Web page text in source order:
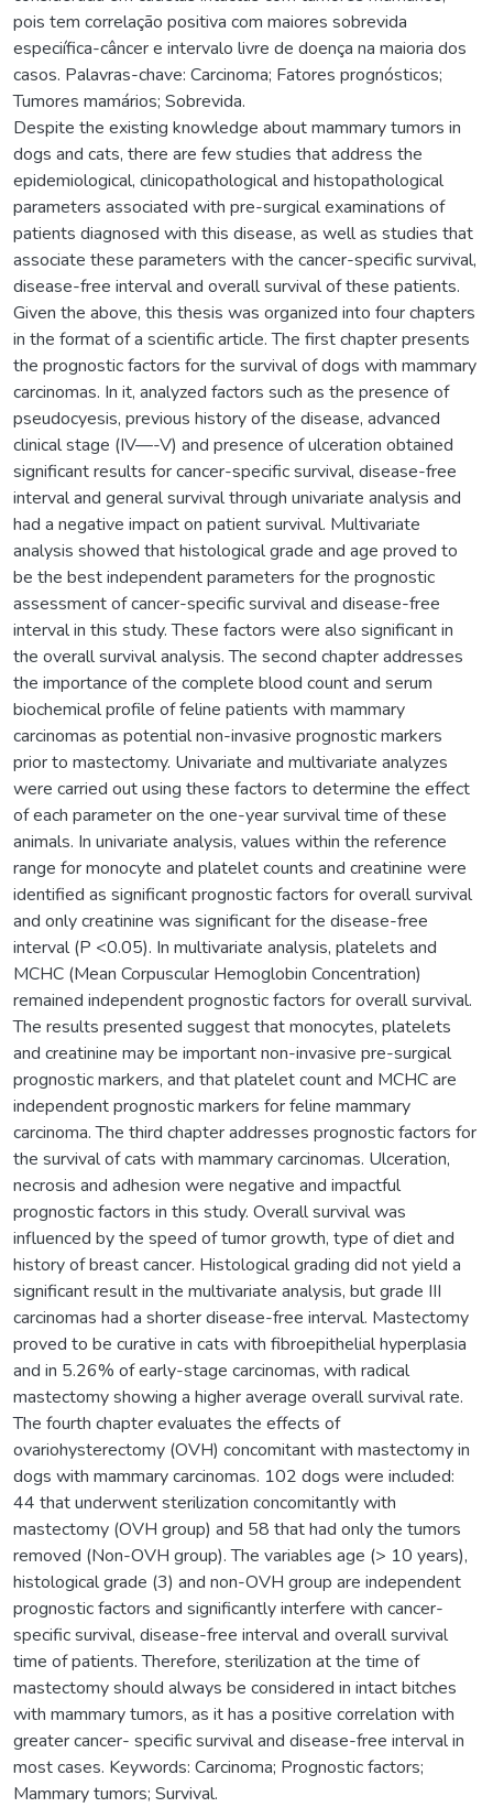
pois tem correlação positiva com maiores sobrevida
especiífica-câncer e intervalo livre de doença na maioria dos
casos. Palavras-chave: Carcinoma; Fatores prognósticos;
Tumores mamários; Sobrevida.
Despite the existing knowledge about mammary tumors in
dogs and cats, there are few studies that address the
epidemiological, clinicopathological and histopathological
parameters associated with pre-surgical examinations of
patients diagnosed with this disease, as well as studies that
associate these parameters with the cancer-specific survival,
disease-free interval and overall survival of these patients.
Given the above, this thesis was organized into four chapters
in the format of a scientific article. The first chapter presents
the prognostic factors for the survival of dogs with mammary
carcinomas. In it, analyzed factors such as the presence of
pseudocyesis, previous history of the disease, advanced
clinical stage (IV—-V) and presence of ulceration obtained
significant results for cancer-specific survival, disease-free
interval and general survival through univariate analysis and
had a negative impact on patient survival. Multivariate
analysis showed that histological grade and age proved to
be the best independent parameters for the prognostic
assessment of cancer-specific survival and disease-free
interval in this study. These factors were also significant in
the overall survival analysis. The second chapter addresses
the importance of the complete blood count and serum
biochemical profile of feline patients with mammary
carcinomas as potential non-invasive prognostic markers
prior to mastectomy. Univariate and multivariate analyzes
were carried out using these factors to determine the effect
of each parameter on the one-year survival time of these
animals. In univariate analysis, values within the reference
range for monocyte and platelet counts and creatinine were
identified as significant prognostic factors for overall survival
and only creatinine was significant for the disease-free
interval (P <0.05). In multivariate analysis, platelets and
MCHC (Mean Corpuscular Hemoglobin Concentration)
remained independent prognostic factors for overall survival.
The results presented suggest that monocytes, platelets
and creatinine may be important non-invasive pre-surgical
prognostic markers, and that platelet count and MCHC are
independent prognostic markers for feline mammary
carcinoma. The third chapter addresses prognostic factors for
the survival of cats with mammary carcinomas. Ulceration,
necrosis and adhesion were negative and impactful
prognostic factors in this study. Overall survival was
influenced by the speed of tumor growth, type of diet and
history of breast cancer. Histological grading did not yield a
significant result in the multivariate analysis, but grade III
carcinomas had a shorter disease-free interval. Mastectomy
proved to be curative in cats with fibroepithelial hyperplasia
and in 5.26% of early-stage carcinomas, with radical
mastectomy showing a higher average overall survival rate.
The fourth chapter evaluates the effects of
ovariohysterectomy (OVH) concomitant with mastectomy in
dogs with mammary carcinomas. 102 dogs were included:
44 that underwent sterilization concomitantly with
mastectomy (OVH group) and 58 that had only the tumors
removed (Non-OVH group). The variables age (> 10 years),
histological grade (3) and non-OVH group are independent
prognostic factors and significantly interfere with cancer-
specific survival, disease-free interval and overall survival
time of patients. Therefore, sterilization at the time of
mastectomy should always be considered in intact bitches
with mammary tumors, as it has a positive correlation with
greater cancer- specific survival and disease-free interval in
most cases. Keywords: Carcinoma; Prognostic factors;
Mammary tumors; Survival.